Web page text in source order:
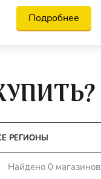
Подробнее
Найдено 0 магазинов